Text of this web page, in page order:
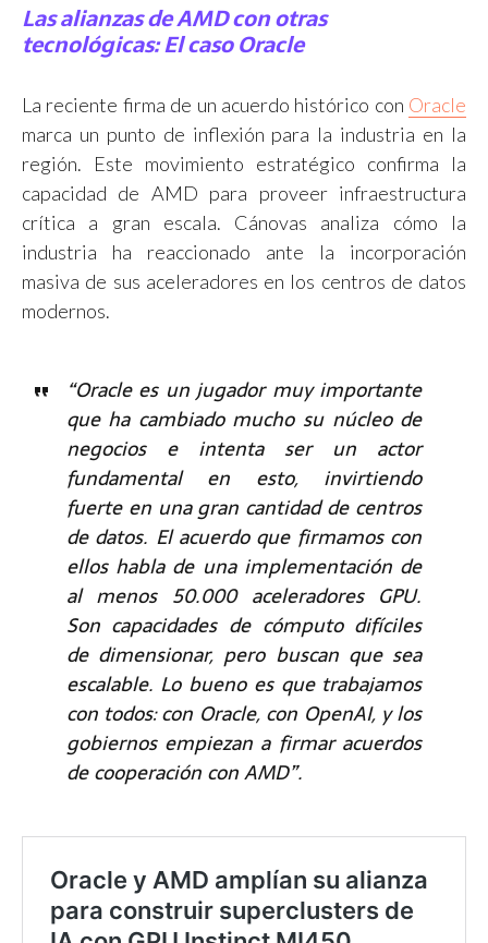
Las alianzas de AMD con otras
tecnológicas: El caso Oracle
La reciente firma de un acuerdo histórico con Oracle
marca un punto de inflexión para la industria en la
región. Este movimiento estratégico confirma la
capacidad de AMD para proveer infraestructura
crítica a gran escala. Cánovas analiza cómo la
industria ha reaccionado ante la incorporación
masiva de sus aceleradores en los centros de datos
modernos.
“Oracle es un jugador muy importante
que ha cambiado mucho su núcleo de
negocios e intenta ser un actor
fundamental en esto, invirtiendo
fuerte en una gran cantidad de centros
de datos. El acuerdo que firmamos con
ellos habla de una implementación de
al menos 50.000 aceleradores GPU.
Son capacidades de cómputo difíciles
de dimensionar, pero buscan que sea
escalable. Lo bueno es que trabajamos
con todos: con Oracle, con OpenAI, y los
gobiernos empiezan a firmar acuerdos
de cooperación con AMD”.